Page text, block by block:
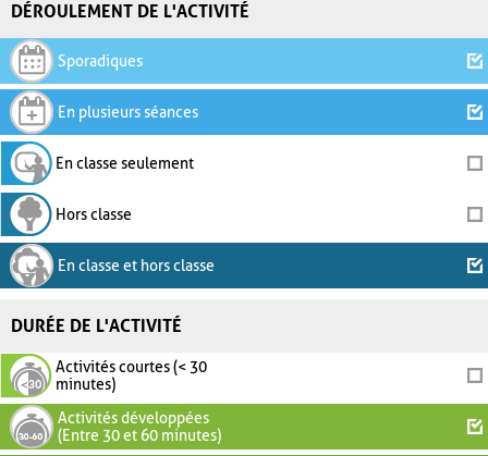
DÉROULEMENT DE L'ACTIVITÉ
Sporadiques
En plusieurs séances
En classe seulement
Hors classe
En classe et hors classe
DURÉE DE L'ACTIVITÉ
Activités courtes (< 30
minutes)
Activités développées
(Entre 30 et 60 minutes)